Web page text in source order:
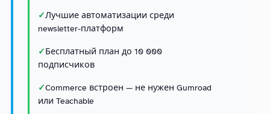
Лучшие автоматизации среди
newsletter-платформ
Бесплатный план до 10 000
подписчиков
Commerce встроен — не нужен Gumroad
или Teachable